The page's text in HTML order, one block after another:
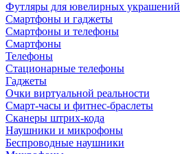
Футляры для ювелирных украшений
Смартфоны и гаджеты
Смартфоны и телефоны
Смартфоны
Телефоны
Стационарные телефоны
Гаджеты
Очки виртуальной реальности
Смарт-часы и фитнес-браслеты
Сканеры штрих-кода
Наушники и микрофоны
Беспроводные наушники